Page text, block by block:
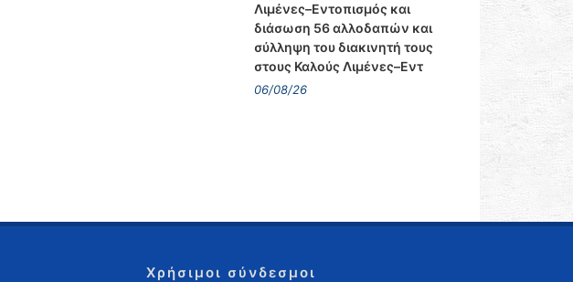
Λιμένες–Εντοπισμός και
διάσωση 56 αλλοδαπών και
σύλληψη του διακινητή τους
στους Καλούς Λιμένες–Εντ
06/08/26
Χρήσιμοι σύνδεσμοι